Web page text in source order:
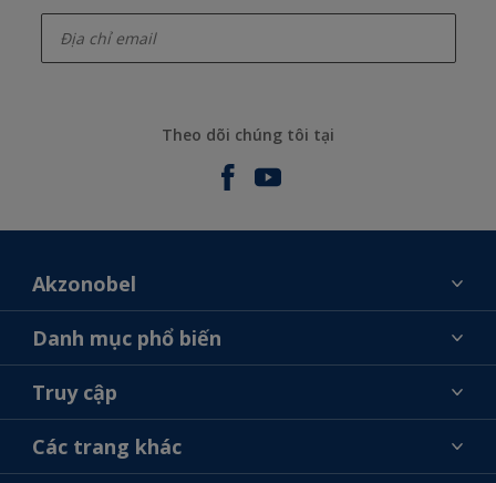
Theo dõi chúng tôi tại
Akzonobel
Giới thiệu về AkzoNobel
Liên hệ chúng tôi
Tìm một cửa hàng
Danh mục phổ biến
Tìm màu sắc
Chọn sản phẩm
Ý tưởng
Truy cập
Khả năng truy cập
Tính Chính Xác về Màu Sắc
Các trang khác